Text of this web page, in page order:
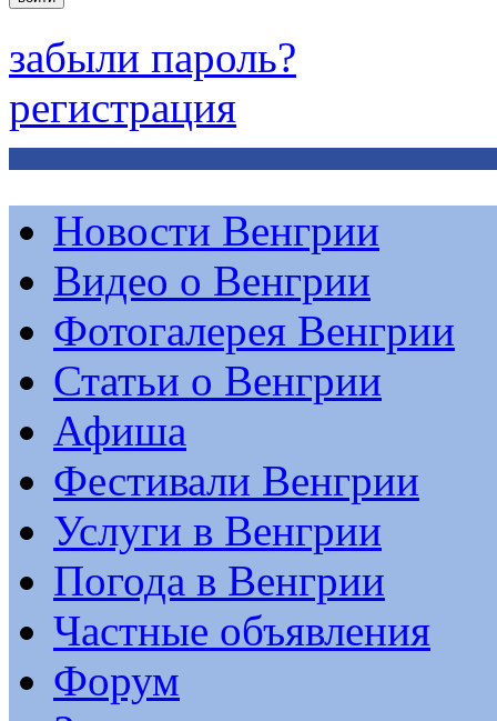
забыли пароль?
регистрация
Новости Венгрии
Видео о Венгрии
Фотогалерея Венгрии
Статьи о Венгрии
Афиша
Фестивали Венгрии
Услуги в Венгрии
Погода в Венгрии
Частные объявления
Форум